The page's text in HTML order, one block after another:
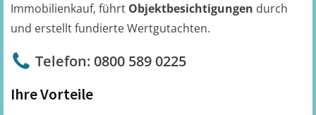
Immobilienkauf, führt Objektbesichtigungen durch
und erstellt fundierte Wertgutachten.
Telefon: 0800 589 0225
Ihre Vorteile